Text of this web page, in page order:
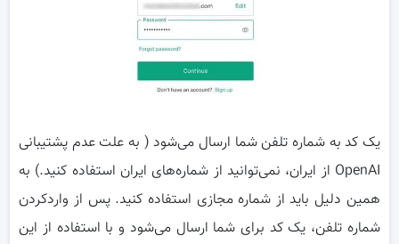
یک کد به شماره تلفن شما ارسال می‌شود ( به علت عدم پشتیبانی
OpenAI از ایران، نمی‌توانید از شماره‌های ایران استفاده کنید.) به
همین دلیل باید از شماره مجازی استفاده کنید. پس از واردکردن
شماره تلفن، یک کد برای شما ارسال می‌شود و با استفاده از این